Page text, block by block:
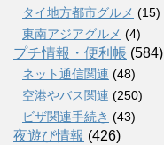
タイ地方都市グルメ (15)
東南アジアグルメ (4)
プチ情報・便利帳 (584)
ネット通信関連 (48)
空港やバス関連 (250)
ビザ関連手続き (43)
夜遊び情報 (426)